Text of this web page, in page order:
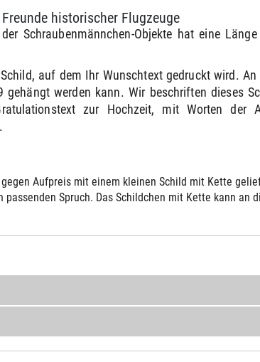
historischer Flugzeuge
Schraubenmännchen-Objekte hat eine
auf dem Ihr Wunschtext gedruckt wird.
werden kann. Wir beschriften dieses
zur Hochzeit, mit Worten der
Aufpreis mit einem kleinen Schild mit Kette
Spruch. Das Schildchen mit Kette kann an